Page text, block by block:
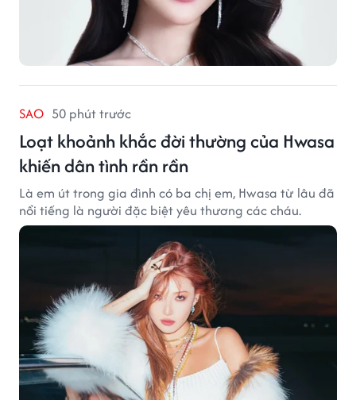
SAO 50 phút trước
Loạt khoảnh khắc đời thường của Hwasa
khiến dân tình rần rần
Là em út trong gia đình có ba chị em, Hwasa từ lâu đã
nổi tiếng là người đặc biệt yêu thương các cháu.